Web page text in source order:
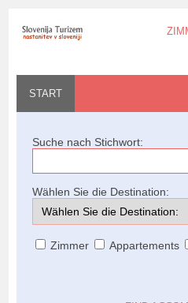
START
Suche nach Stichwort:
Wählen Sie die Destination:
Zimmer Appartements